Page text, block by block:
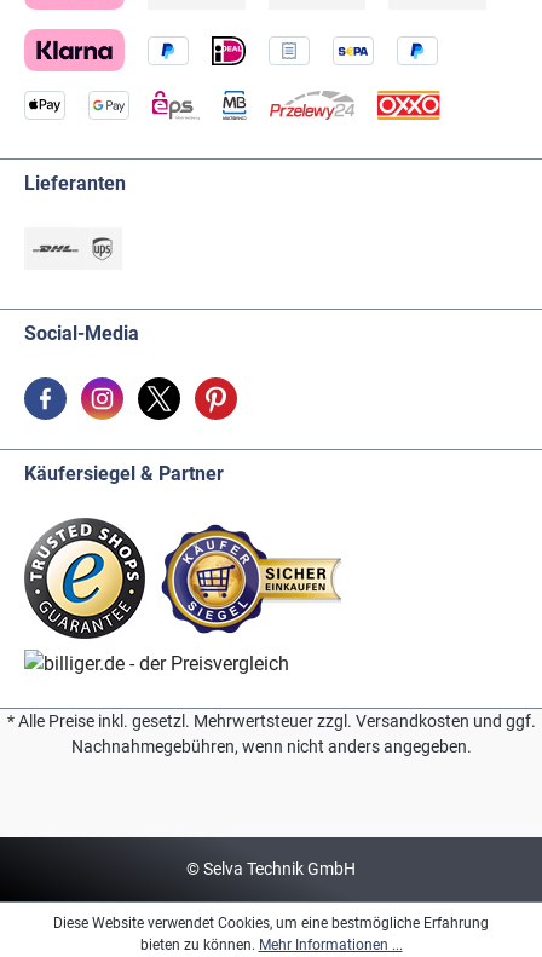
Lieferanten
Social-Media
Käufersiegel & Partner
* Alle Preise inkl. gesetzl. Mehrwertsteuer zzgl. Versandkosten und ggf.
Nachnahmegebühren, wenn nicht anders angegeben.
© Selva Technik GmbH
Diese Website verwendet Cookies, um eine bestmögliche Erfahrung
bieten zu können. Mehr Informationen ...